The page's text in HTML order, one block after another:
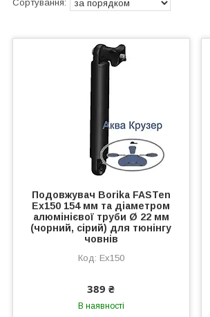
Подовжувач Borika FASTen
Ex150 154 мм та діаметром
алюмінієвої труби Ø 22 мм
(чорний, сірий) для тюнінгу
човнів
Ex150
389 ₴
В наявності